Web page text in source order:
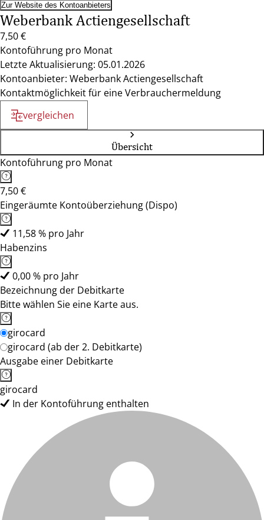
Zur Website des Kontoanbieters
Weberbank Actiengesellschaft
7,50 €
Kontoführung pro Monat
Letzte Aktualisierung: 05.01.2026
Kontoanbieter: Weberbank Actiengesellschaft
Kontaktmöglichkeit für eine Verbrauchermeldung
vergleichen
Übersicht
Kontoführung pro Monat
7,50 €
Eingeräumte Kontoüberziehung (Dispo)
11,58 % pro Jahr
Habenzins
0,00 % pro Jahr
Bezeichnung der Debitkarte
Bitte wählen Sie eine Karte aus.
girocard
girocard (ab der 2. Debitkarte)
Ausgabe einer Debitkarte
girocard
In der Kontoführung enthalten